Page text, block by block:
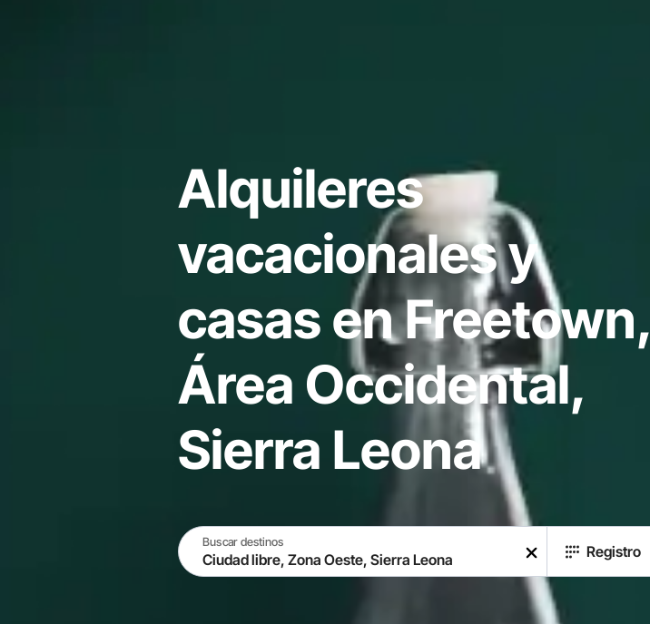
Alquileres
vacacionales y
casas en Freetown,
Área Occidental,
Sierra Leona
Buscar destinos
Registro